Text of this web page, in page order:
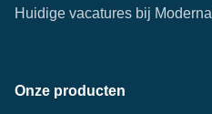
Huidige vacatures bij Moderna
Onze producten